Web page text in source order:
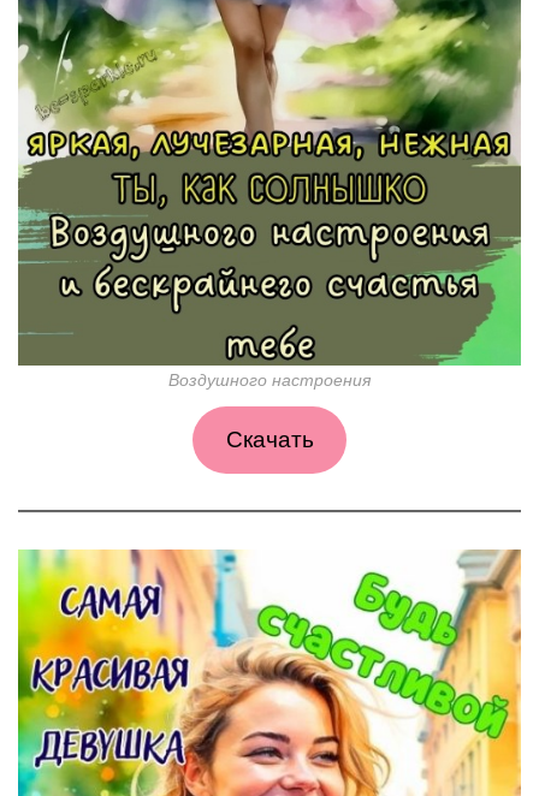
Воздушного настроения
Скачать